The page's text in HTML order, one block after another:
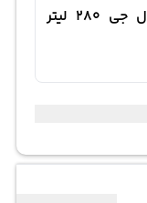
نیم نگاهی به فریزر صندوقی ال جی 280 لیتر